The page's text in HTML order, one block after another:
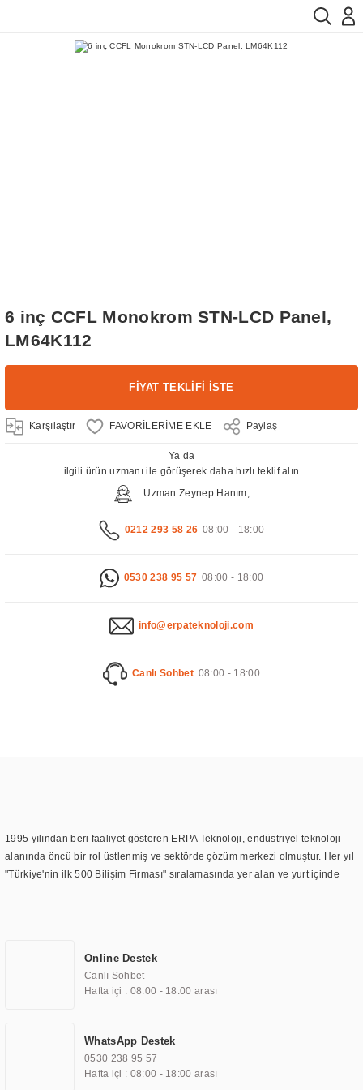
6 inç CCFL Monokrom STN-LCD Panel,
LM64K112
FİYAT TEKLİFİ İSTE
Karşılaştır Paylaş
Ya da
ilgili ürün uzmanı ile görüşerek daha hızlı teklif alın
Uzman Zeynep Hanım;
0212 293 58 26 08:00 - 18:00
0530 238 95 57 08:00 - 18:00
info@erpateknoloji.com
Canlı Sohbet 08:00 - 18:00
1995 yılından beri faaliyet gösteren ERPA Teknoloji, endüstriyel teknoloji
alanında öncü bir rol üstlenmiş ve sektörde çözüm merkezi olmuştur. Her yıl
"Türkiye'nin ilk 500 Bilişim Firması" sıralamasında yer alan ve yurt içinde
TOCHI markası altında kendi ürettiği ürünlerde kullanmıştır. Günümüzde
TOCHI; videowall, digital signage, kiosk, totem, akıllı durak ekranı, araç içi
ekran, asansör ekranı, digital menüboard, marin ekran, medikal ekran,
ekranları, endüstriyel ekranlar, kapı önü bilgi ekranları, panel PC,
endüstriyel Panel PC, mini PC, endüstriyel mini PC ve akıllı bina sistemleri
gibi çözümleri 4.5" ile 110” boyutları arasında üretebilirken, ayrıca standart
Online Destek
Canlı Sohbet
Hafta içi : 08:00 - 18:00 arası
WhatsApp Destek
0530 238 95 57
Hafta içi : 08:00 - 18:00 arası